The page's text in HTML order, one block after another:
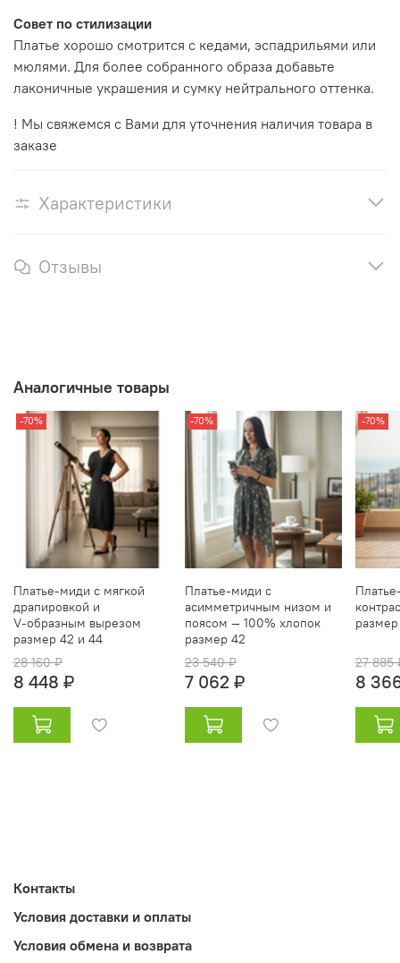
Совет по стилизации
Платье хорошо смотрится с кедами, эспадрильями или
мюлями. Для более собранного образа добавьте
лаконичные украшения и сумку нейтрального оттенка.
! Мы свяжемся с Вами для уточнения наличия товара в
заказе
Характеристики
Отзывы
Аналогичные товары
-70%
Платье‑миди с мягкой
драпировкой и
V‑образным вырезом
размер 42 и 44
28 160 ₽
8 448 ₽
-70%
Платье‑миди с
асимметричным низом и
поясом — 100% хлопок
размер 42
23 540 ₽
7 062 ₽
-70%
27 885
8
Контакты
Условия доставки и оплаты
Условия обмена и возврата